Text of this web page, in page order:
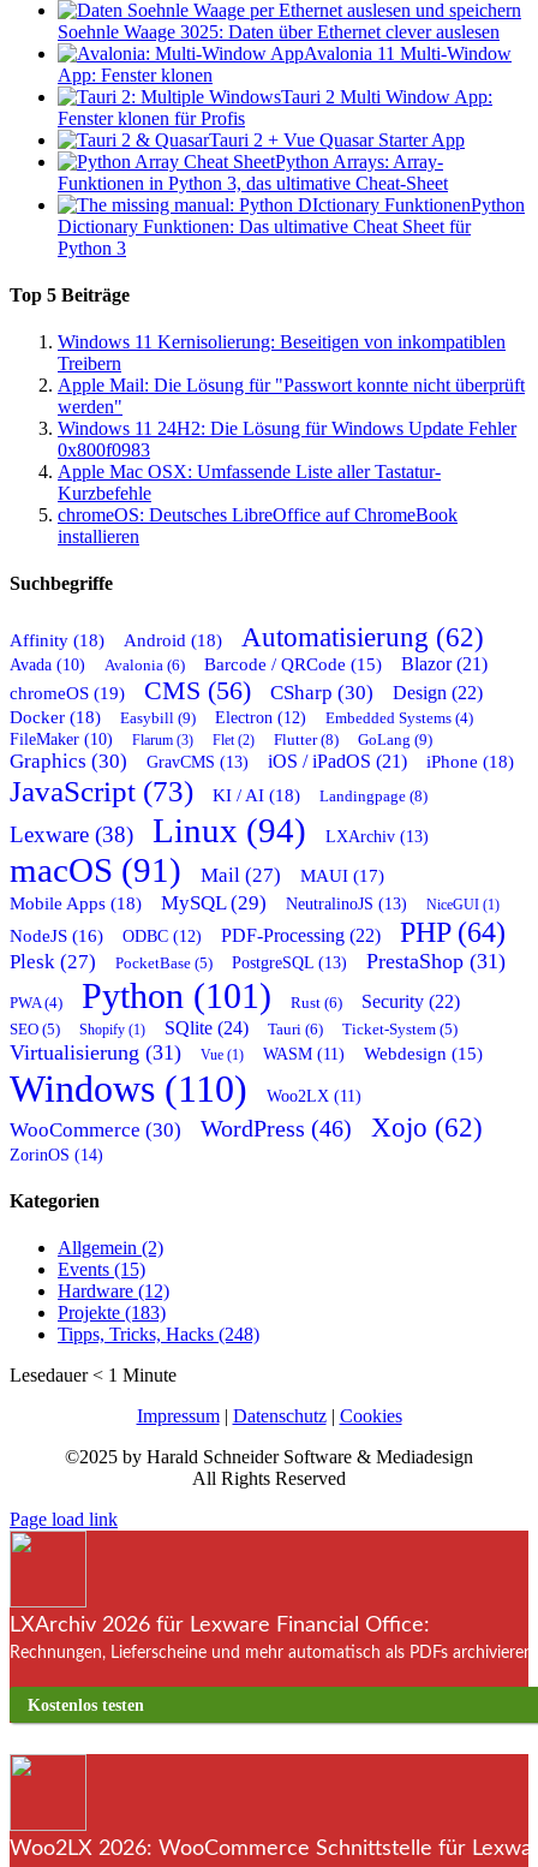
Soehnle Waage 3025: Daten über Ethernet clever auslesen
Avalonia 11 Multi-Window
App: Fenster klonen
Tauri 2 Multi Window App:
Fenster klonen für Profis
Tauri 2 + Vue Quasar Starter App
Python Arrays: Array-
Funktionen in Python 3, das ultimative Cheat-Sheet
Python
Dictionary Funktionen: Das ultimative Cheat Sheet für
Python 3
Top 5 Beiträge
Windows 11 Kernisolierung: Beseitigen von inkompatiblen
Treibern
Apple Mail: Die Lösung für "Passwort konnte nicht überprüft
werden"
Windows 11 24H2: Die Lösung für Windows Update Fehler
0x800f0983
Apple Mac OSX: Umfassende Liste aller Tastatur-
Kurzbefehle
chromeOS: Deutsches LibreOffice auf ChromeBook
installieren
Suchbegriffe
Affinity (18) Android (18) Automatisierung (62)
Avada (10) Avalonia (6) Barcode / QRCode (15)
Blazor (21)
chromeOS (19)
CMS (56) CSharp (30) Design (22)
Docker (18) Easybill (9) Electron (12) Embedded Systems (4)
FileMaker (10) Flarum (3) Flet (2) Flutter (8) GoLang (9)
Graphics (30) GravCMS (13) iOS / iPadOS (21) iPhone (18)
JavaScript (73) KI / AI (18) Landingpage (8)
Lexware (38) Linux (94) LXArchiv (13)
macOS (91) Mail (27)
MAUI (17)
Mobile Apps (18)
MySQL (29) NeutralinoJS (13) NiceGUI (1)
NodeJS (16) ODBC (12) PDF-Processing (22) PHP (64)
Plesk (27) PocketBase (5) PostgreSQL (13) PrestaShop (31)
PWA (4) Python (101) Rust (6) Security (22)
SEO (5) Shopify (1) SQlite (24) Tauri (6) Ticket-System (5)
Virtualisierung (31) Vue (1) WASM (11) Webdesign (15)
Windows (110) Woo2LX (11)
WooCommerce (30) WordPress (46) Xojo (62)
ZorinOS (14)
Kategorien
Allgemein (2)
Events (15)
Hardware (12)
Projekte (183)
Tipps, Tricks, Hacks (248)
Lesedauer < 1 Minute
Impressum| Datenschutz| Cookies
©2025 by Harald Schneider Software & Mediadesign
All Rights Reserved
Page load link
LXArchiv 2026 für Lexware Financial Office:
Rechnungen, Lieferscheine und mehr automatisch als PDFs
Kostenlos testen
Woo2LX 2026: WooCommerce Schnittstelle für